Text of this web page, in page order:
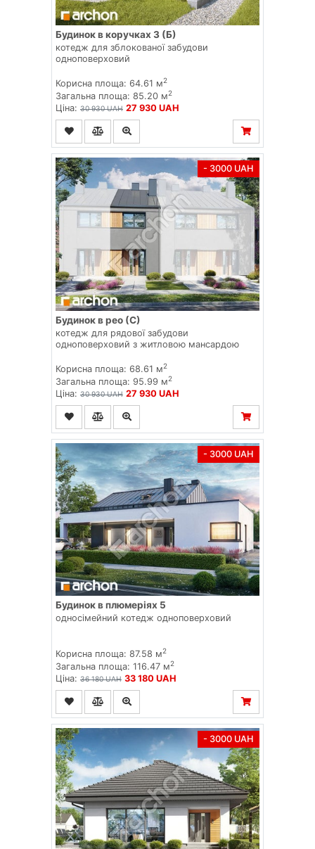
Будинок в коручках 3 (Б)
котедж для зблокованої забудови
одноповерховий
Корисна площа: 64.61 м2
Загальна площа: 85.20 м2
Ціна: 30 930 UAH 27 930 UAH
- 3000 UAH
Будинок в рео (С)
котедж для рядової забудови
одноповерховий з житловою мансардою
Корисна площа: 68.61 м2
Загальна площа: 95.99 м2
Ціна: 30 930 UAH 27 930 UAH
- 3000 UAH
Будинок в плюмеріях 5
односімейний котедж одноповерховий
Корисна площа: 87.58 м2
Загальна площа: 116.47 м2
Ціна: 36 180 UAH 33 180 UAH
- 3000 UAH